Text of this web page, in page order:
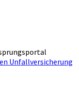
Unfallversicherung